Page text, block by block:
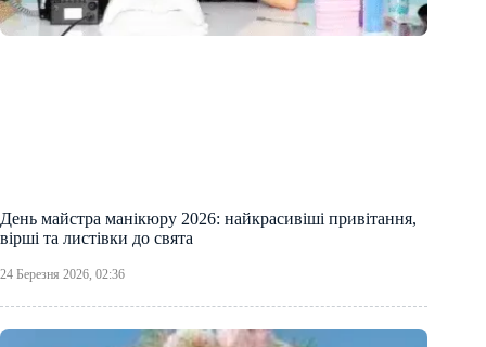
День майстра манікюру 2026: найкрасивіші привітання,
вірші та листівки до свята
24 Березня 2026, 02:36